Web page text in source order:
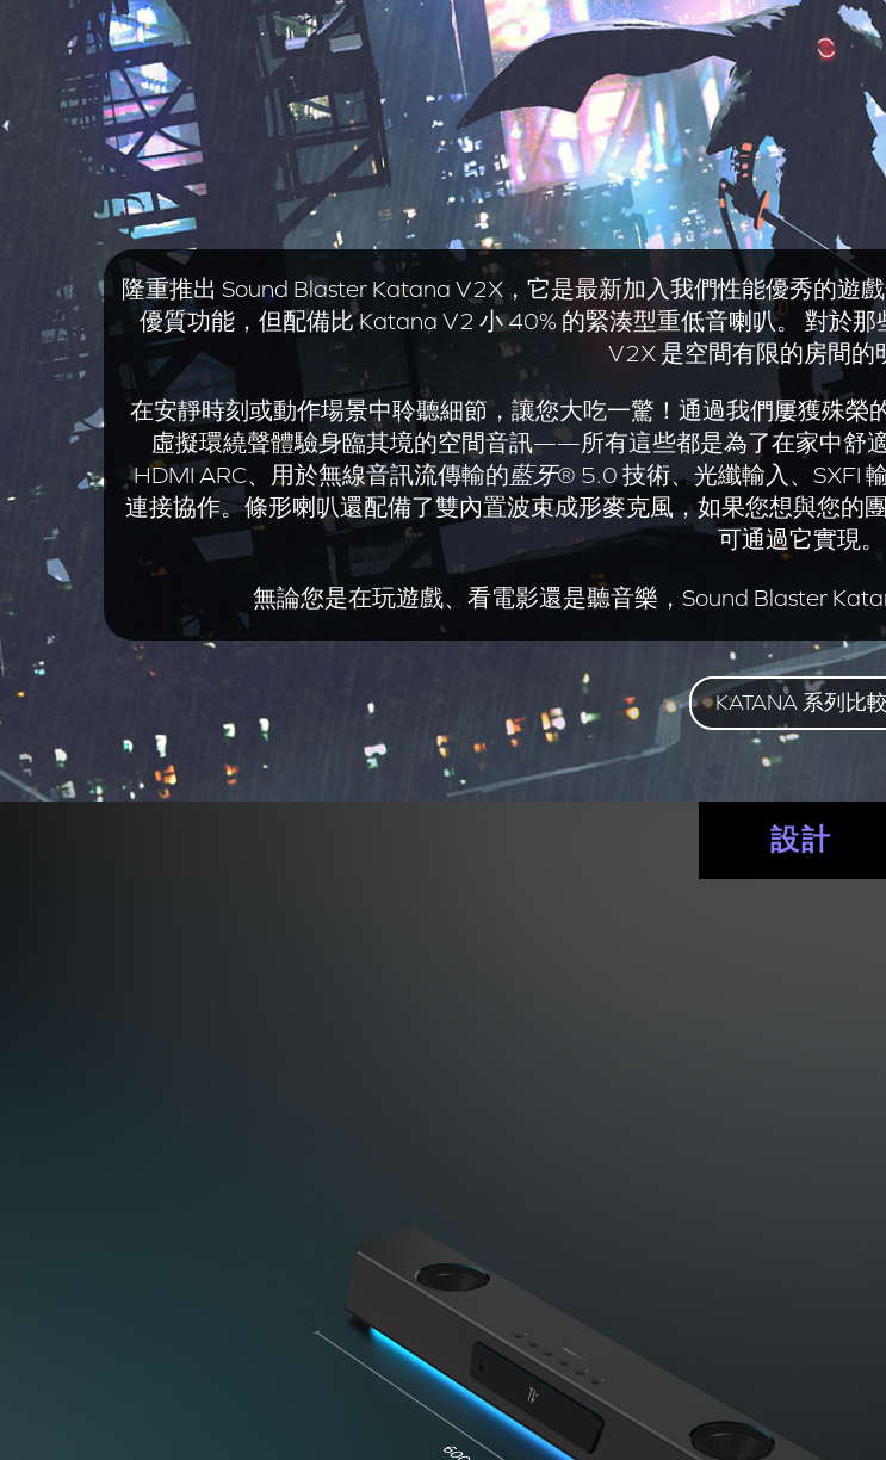
隆重推出 Sound Blaster Katana V2X，它是最新加入我們性能優秀的遊
優質功能，但配備比 Katana V2 小 40% 的緊湊型重低音喇叭。 對於
V2X 是空間有限的房間的
在安靜時刻或動作場景中聆聽細節，讓您大吃一驚！通過我們屢獲殊
虛擬環繞聲體驗身臨其境的空間音訊——所有這些都是為了在家中舒
HDMI ARC、用於無線音訊流傳輸的藍牙® 5.0 技術、光纖輸入、SXFI
連接協作。條形喇叭還配備了雙內置波束成形麥克風，如果您想與您的
可通過它實現。
無論您是在玩遊戲、看電影還是聽音樂，Sound Blaster
KATANA 系列比較
設計